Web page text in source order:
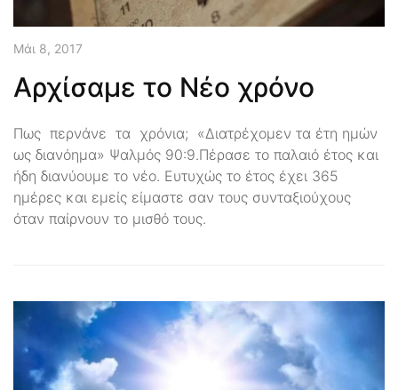
Μάι 8, 2017
Αρχίσαμε το Νέο χρόνο
Πως περνάνε τα χρόνια; «Διατρέχομεν τα έτη ημών
ως διανόημα» Ψαλμός 90:9.Πέρασε το παλαιό έτος και
ήδη διανύουμε το νέο. Ευτυχώς το έτος έχει 365
ημέρες και εμείς είμαστε σαν τους συνταξιούχους
όταν παίρνουν το μισθό τους.